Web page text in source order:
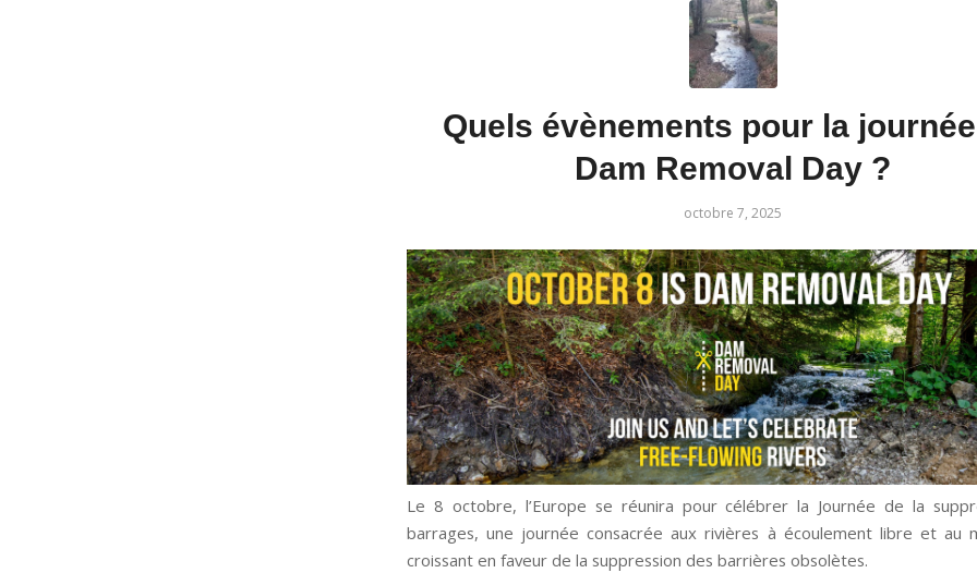
Quels évènements pour la
Dam Removal Day ?
octobre 7, 2025
Le 8 octobre, l’Europe se réunira pour célébrer la Journée de la
barrages, une journée consacrée aux rivières à écoulement libre et au
croissant en faveur de la suppression des barrières obsolètes.